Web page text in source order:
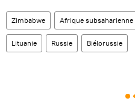
Zimbabwe Afrique subsaharienne
Lituanie Russie Biélorussie